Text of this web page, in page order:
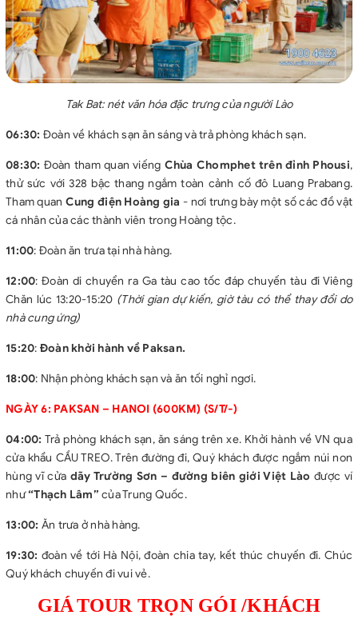
Tak Bat: nét văn hóa đặc trưng của người Lào
06:30: Đoàn về khách sạn ăn sáng và trả phòng khách sạn.
08:30: Đoàn tham quan viếng Chùa Chomphet trên đỉnh Phousi,
thử sức với 328 bậc thang ngắm toàn cảnh cố đô Luang Prabang.
Tham quan Cung điện Hoàng gia - nơi trưng bày một số các đồ vật
cá nhân của các thành viên trong Hoàng tộc.
11:00: Đoàn ăn trưa tại nhà hàng.
12:00: Đoàn di chuyển ra Ga tàu cao tốc đáp chuyến tàu đi Viêng
Chăn lúc 13:20-15:20 (Thời gian dự kiến, giờ tàu có thể thay đổi do
nhà cung ứng)
15:20: Đoàn khởi hành về Paksan.
18:00: Nhận phòng khách sạn và ăn tối nghỉ ngơi.
NGÀY 6: PAKSAN – HANOI (600KM) (S/T/-)
04:00: Trả phòng khách sạn, ăn sáng trên xe. Khởi hành về VN qua
cửa khẩu CẦU TREO. Trên đường đi, Quý khách được ngắm núi non
hùng vĩ cửa dãy Trường Sơn – đường biên giới Việt Lào được ví
như“Thạch Lâm” của Trung Quốc.
13:00: Ăn trưa ở nhà hàng.
19:30: đoàn về tới Hà Nội, đoàn chia tay, kết thúc chuyến đi. Chúc
Quý khách chuyến đi vui vẻ.
GIÁTOUR TRỌN GÓI /KHÁCH